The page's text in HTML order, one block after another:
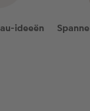
ideeën